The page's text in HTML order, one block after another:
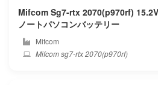
Mifcom Sg7-rtx 2070(p970rf) 15.2V
ノートパソコンバッテリー
Mifcom
Mifcom sg7-rtx 2070(p970rf)